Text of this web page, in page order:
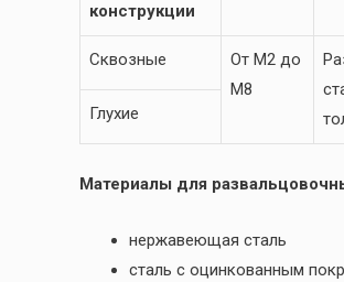
конструкции
Сквозные
От М2 до
М8
Глухие
Материалы для
нержавеющая сталь
сталь с оцинкованным